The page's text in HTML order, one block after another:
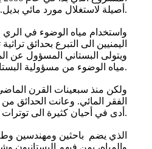
أصيلة لاستغلال مورد مائي بديل. وقد ساعد ذلك أيضاً على تعزيز الأمن الغذائي والتخفيف من حدة الفقر في المدينة.
واستخدام مياه الوضوء في الري
اليمنيين الى التبرع بحدائق
ويتولى البستاني المسؤول عن
مياه الوضوء من مسؤولية البستاني، الذي كان يحصل على الماء مجاناً مقابل الخدمات التي يؤديها للمسجد والجوار.
الفقر المائي. وعانت الحدائق
أدى في أحيان كثيرة الى توترات اجتماعية.
والمياه، بمن فيهم البستانيون